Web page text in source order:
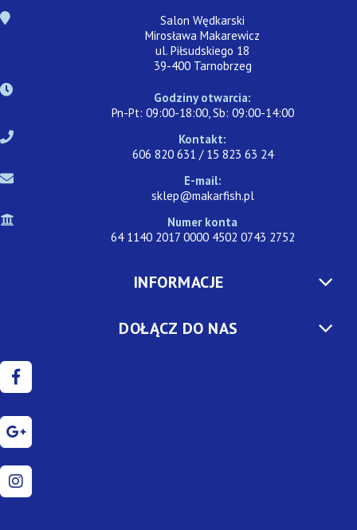
Salon Wędkarski
Mirosława Makarewicz
ul. Piłsudskiego 18
39-400 Tarnobrzeg
Godziny otwarcia:
Pn-Pt: 09:00-18:00, Sb: 09:00-14:00
Kontakt:
606 820 631 / 15 823 63 24
E-mail:
sklep@makarfish.pl
Numer konta
64 1140 2017 0000 4502 0743 2752
INFORMACJE
DOŁĄCZ DO NAS